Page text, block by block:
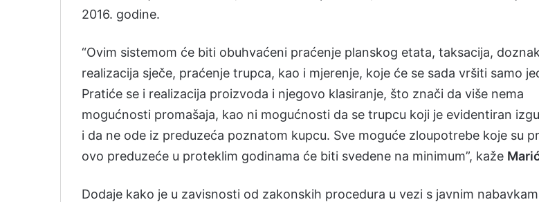
2016. godine.
“Ovim sistemom će biti obuhvaćeni praćenje planskog etata, taksacija,
realizacija sječe, praćenje trupca, kao i mjerenje, koje će se sada vršiti samo
Pratiće se i realizacija proizvoda i njegovo klasiranje, što znači da više nema
mogućnosti promašaja, kao ni mogućnosti da se trupcu koji je evidentiran
i da ne ode iz preduzeća poznatom kupcu. Sve moguće zloupotrebe koje su
ovo preduzeće u proteklim godinama će biti svedene na minimum”, kaže
Dodaje kako je u zavisnosti od zakonskih procedura u vezi s javnim